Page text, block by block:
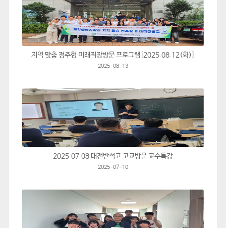
지역 맞춤 정주형 미래직장방문 프로그램[2025.08.12(화)]
2025-08-13
2025.07.08 대전반석고 고교방문 교수특강
2025-07-10